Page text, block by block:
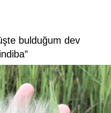
bulduğum dev